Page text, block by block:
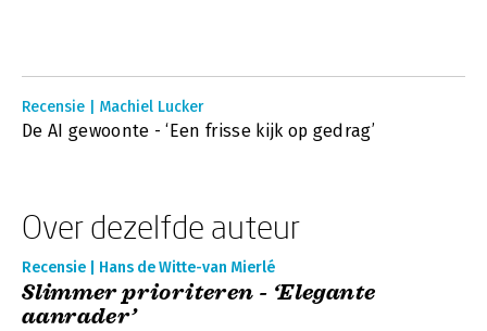
Recensie | Machiel Lucker
De AI gewoonte - ‘Een frisse kijk op gedrag’
Over dezelfde auteur
Recensie | Hans de Witte-van Mierlé
Slimmer prioriteren - ‘Elegante
aanrader’